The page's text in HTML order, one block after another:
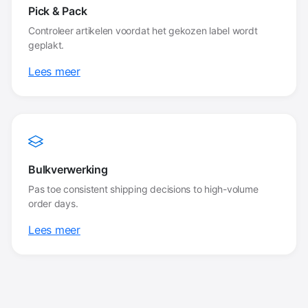
Pick & Pack
Controleer artikelen voordat het gekozen label wordt
geplakt.
Lees meer
Bulkverwerking
Pas toe consistent shipping decisions to high-volume
order days.
Lees meer